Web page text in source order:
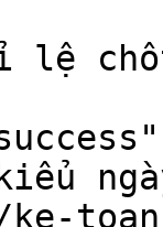
lệ
ke-